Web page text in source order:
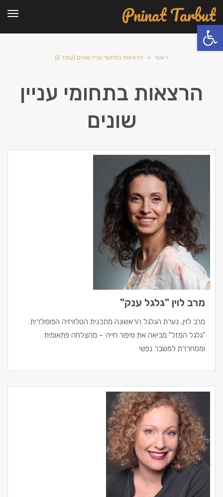
פתח סרגל נגישות
Pninat Tarbut
ראשי » הרצאות בתחומי עניין שונים (עמוד 5)
הרצאות בתחומי עניין
שונים
מרב לוין "גלגל ענק"
מרב לוין, נערת הגלגל הראשונה מתכנית הטלוויזיה הפופולרית
"גלגל המזל" מביאה את סיפור חייה – מהצלחה פתאומית
ומסחררת למשבר נפשי